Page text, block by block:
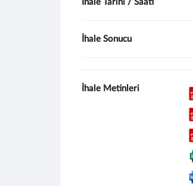
İhale Tarihi / Saati
İhale Sonucu
İhale Metinleri